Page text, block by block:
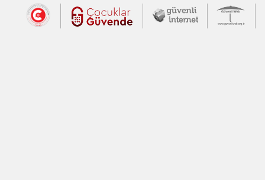
Dış Bağlantılar
Cumhurbaşkanlığı İletişim Merkezi
Çocuklar Güvende (yeni
Güvenli